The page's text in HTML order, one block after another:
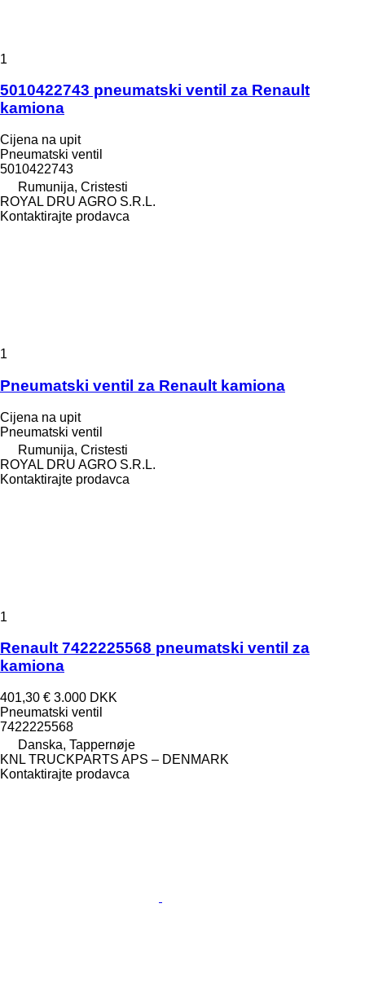
1
5010422743 pneumatski ventil za Renault
kamiona
Cijena na upit
Pneumatski ventil
5010422743
Rumunija, Cristesti
ROYAL DRU AGRO S.R.L.
Kontaktirajte prodavca
1
Pneumatski ventil za Renault kamiona
Cijena na upit
Pneumatski ventil
Rumunija, Cristesti
ROYAL DRU AGRO S.R.L.
Kontaktirajte prodavca
1
Renault 7422225568 pneumatski ventil za
kamiona
401,30 € 3.000 DKK
Pneumatski ventil
7422225568
Danska, Tappernøje
KNL TRUCKPARTS APS – DENMARK
Kontaktirajte prodavca